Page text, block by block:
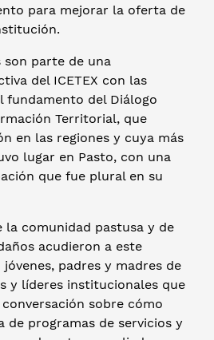
para mejorar la oferta de
son parte de una
del ICETEX con las
fundamento del Diálogo
Territorial, que
en las regiones y cuya más
lugar en Pasto, con una
que fue plural en su
la comunidad pastusa y de
acudieron a este
padres y madres de
y líderes institucionales que
sobre cómo
programas de servicios y